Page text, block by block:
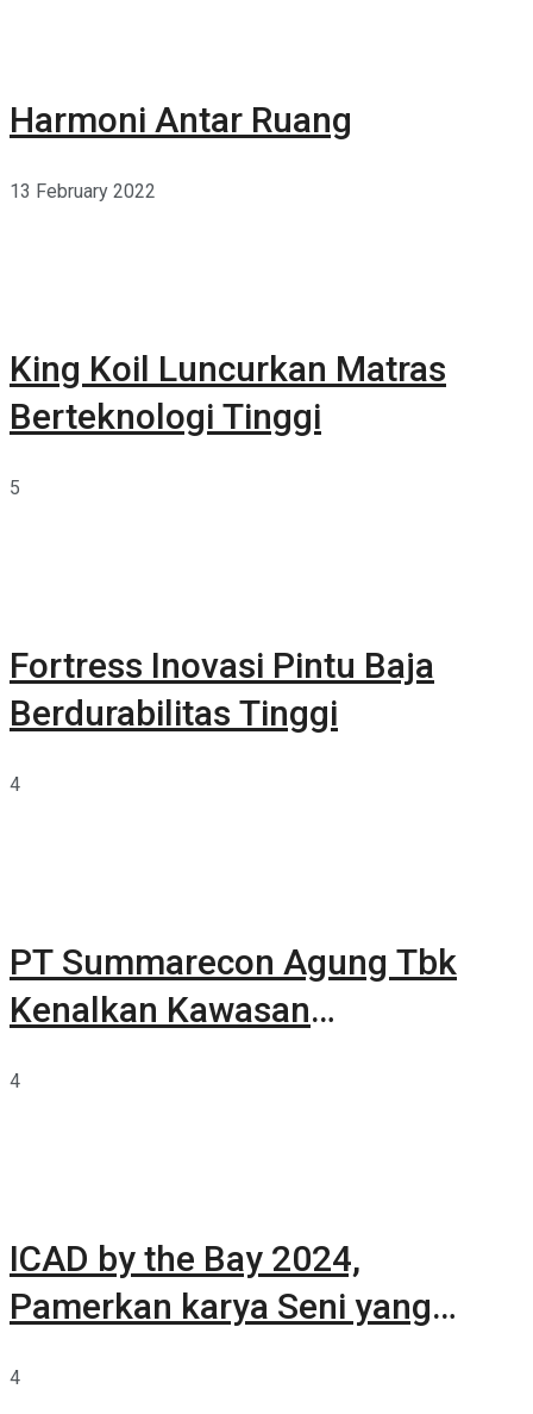
Harmoni Antar Ruang
13 February 2022
King Koil Luncurkan Matras
Berteknologi Tinggi
5
Fortress Inovasi Pintu Baja
Berdurabilitas Tinggi
4
PT Summarecon Agung Tbk
Kenalkan Kawasan
4
ICAD by the Bay 2024,
Pamerkan karya Seni yang
4